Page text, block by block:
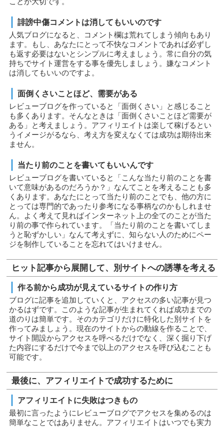
誹謗中傷コメントは消してもいいのです
人気ブログになると、コメント欄は荒れてしまう傾向もあり
ます。もし、あなたにとって不快なコメントであれば必ずし
も返す必要はないとシンプルに考えましょう。常に自分の気
持ちでサイト運営をする事を優先しましょう。嫌なコメント
は消してもいいのですよ。
面倒くさいことほど、需要がある
レビューブログを作っていると「面倒くさい」と感じること
も多くあります。そんなときは「面倒くさいことほど需要が
ある」と考えましょう。アフィリエイトは楽して稼げるとい
うイメージがるなら、考え方を変えなくては成功は期待出来
ません。
当たり前のことを書いてもいいんです
レビューブログを書いていると「こんな当たり前のことを書
いて意味があるのだろうか？」なんてことを考えることも多
くあります。あなたにとって当たり前のことでも、他の方に
とっては専門的であったり参考になる事柄なのかもしれませ
ん。よく考えて見ればインターネット上の全てのことが当た
り前の事で作られています。「当たり前のことを書いてしま
うと恥ずかしい」なんて考えずに、知らない人のためにペー
ジを制作していることを忘れてはいけません。
ヒット記事から展開して、別サイトへの誘導を考える
作る前から成功が見えているサイトの作り方
ブログに記事を追加していくと、アクセスの多い記事が見つ
かるはずです。このような記事が生まれてくれば成功までの
道のりは簡単です。そのカテゴリだけに特化した別サイトを
作ってみましょう。現在のサイトからの動線を作ることで、
サイト開設からアクセスを呼べるだけでなく、深く掘り下げ
た内容にするだけで今まで以上のアクセスを呼び込むことも
可能です。
最後に、アフィリエイトで成功するために
アフィリエイトに失敗はつきもの
最初に言ったようにレビューブログでアクセスを集めるのは
簡単なことではありません。アフィリエイトはいつでも実力